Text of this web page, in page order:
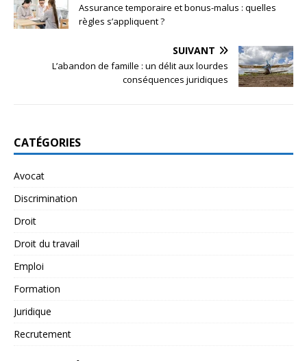
Assurance temporaire et bonus-malus : quelles
règles s’appliquent ?
SUIVANT
L’abandon de famille : un délit aux lourdes
conséquences juridiques
CATÉGORIES
Avocat
Discrimination
Droit
Droit du travail
Emploi
Formation
Juridique
Recrutement